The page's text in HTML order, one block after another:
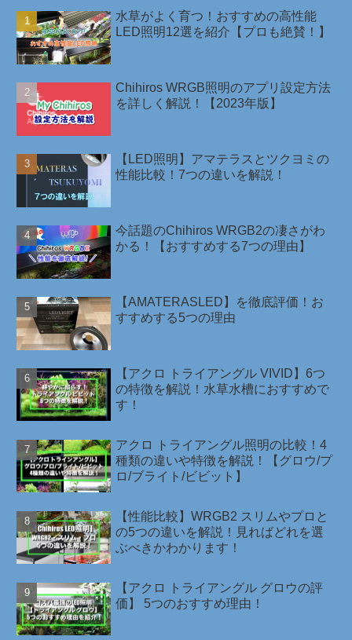
水草がよく育つ！おすすめの高性能
LED照明12選を紹介【プロも絶賛！】
Chihiros WRGB照明のアプリ設定方法
を詳しく解説！【2023年版】
【LED照明】アマテラスとツクヨミの
性能比較！7つの違いを解説！
今話題のChihiros WRGB2の凄さがわ
かる！【おすすめする7つの理由】
【AMATERASLED】を徹底評価！お
すすめする5つの理由
【アクロ トライアングル VIVID】6つ
の特徴を解説！水草水槽におすすめで
す！
アクロ トライアングル照明の比較！4
種類の違いや特徴を解説！【グロウ/プ
ロ/ブライト/ビビット】
【性能比較】WRGB2 スリムやプロと
の5つの違いを解説！見ればどれを選
ぶべきかわかります！
【アクロ トライアングル グロウの評
価】 5つのおすすめ理由！